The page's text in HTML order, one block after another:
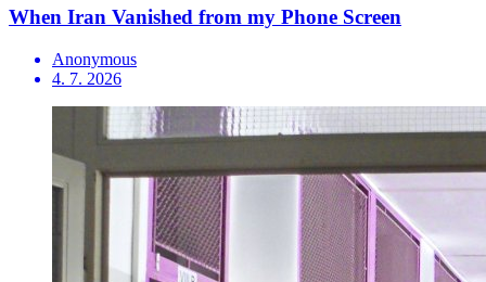
When Iran Vanished from my Phone Screen
Anonymous
4. 7. 2026